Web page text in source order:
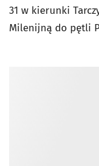
31 w kierunki
Milenijną do pętli